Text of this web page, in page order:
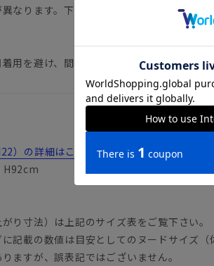
なります。下記のサイズ詳細を必ずご確認
用を避け、間隔を空けての着用をおすすめ
）の詳細はこちらからご覧ください。
H92cm
り寸法）は上記のサイズ表をご覧下さい。
記載の数値は目安としてのヌードサイズ（
ますが、誤表記ではございません。
YA3 A3 A4 A5 A6 A7